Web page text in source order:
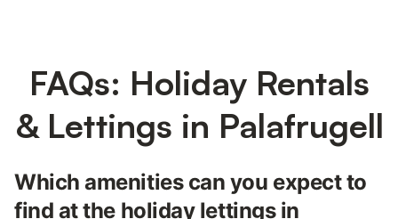
FAQs: Holiday Rentals
& Lettings in Palafrugell
Which amenities can you expect to
find at the holiday lettings in